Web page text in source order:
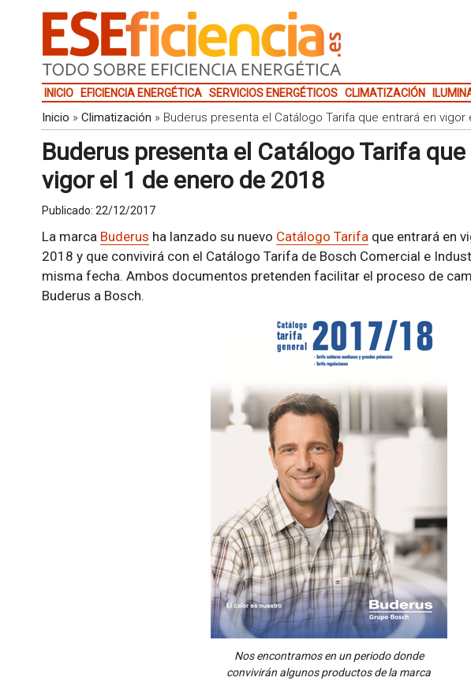
INICIO EFICIENCIA ENERGÉTICA SERVICIOS ENERGÉTICOS CLIMATIZACIÓN
Inicio » Climatización » Buderus presenta el Catálogo Tarifa que entrará en vigor
Buderus presenta el Catálogo Tarifa
vigor el 1 de enero de 2018
Publicado: 22/12/2017
La marca Buderus ha lanzado su nuevo Catálogo Tarifaque entrará en
2018 y que convivirá con el Catálogo Tarifa de Bosch Comercial e
misma fecha. Ambos documentos pretenden facilitar el proceso de
Buderus a Bosch.
Nos encontramos en un periodo donde
convivirán algunos productos de la marca